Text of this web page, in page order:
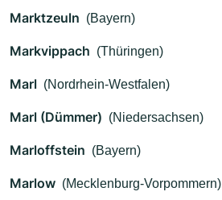
Marktzeuln (Bayern)
Markvippach (Thüringen)
Marl (Nordrhein-Westfalen)
Marl (Dümmer) (Niedersachsen)
Marloffstein (Bayern)
Marlow (Mecklenburg-Vorpommern)